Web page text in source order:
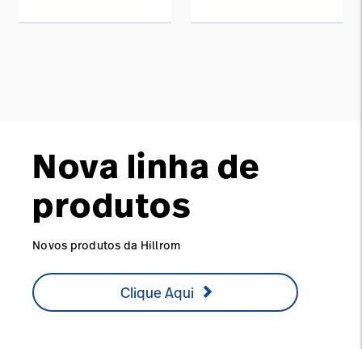
Nova linha de
produtos
Novos produtos da Hillrom
Clique Aqui